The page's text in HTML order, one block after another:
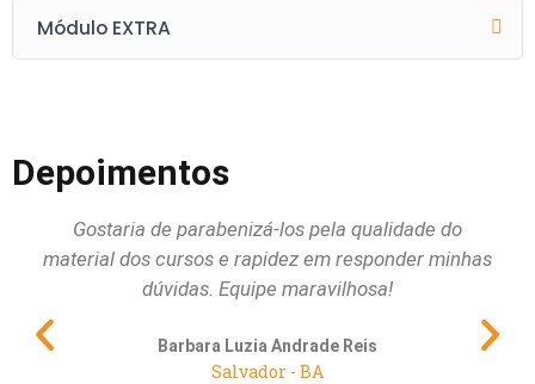
Módulo EXTRA
Depoimentos
Gostaria de parabenizá-los pela qualidade do
material dos cursos e rapidez em responder minhas
dúvidas. Equipe maravilhosa!
Barbara Luzia Andrade Reis
Salvador - BA